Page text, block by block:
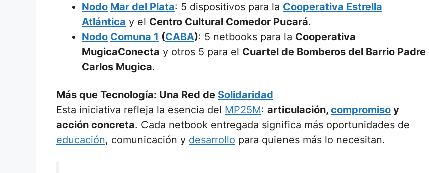
Nodo Mar del Plata: 5 dispositivos para la Cooperativa Estrella
Atlántica y el Centro Cultural Comedor Pucará.
Nodo Comuna 1 (CABA): 5 netbooks para la Cooperativa
MugicaConecta y otros 5 para el Cuartel de Bomberos del Barrio Padre
Carlos Mugica.
Más que Tecnología: Una Red de Solidaridad
Esta iniciativa refleja la esencia del MP25M: articulación, compromiso y
acción concreta. Cada netbook entregada significa más oportunidades de
educación, comunicación y desarrollo para quienes más lo necesitan.